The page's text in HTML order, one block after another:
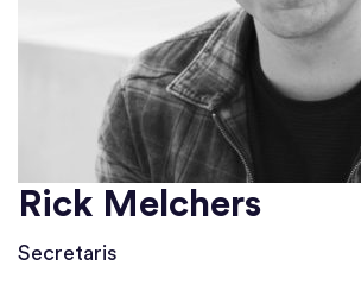
Rick Melchers
Secretaris